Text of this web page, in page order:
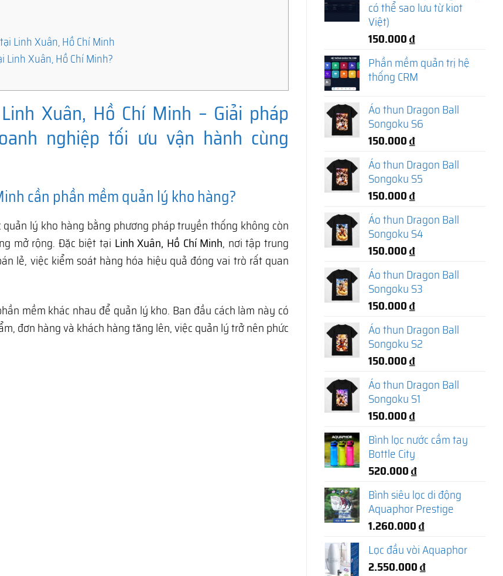
Linh Xuân, Hồ Chí Minh
Xuân, Hồ Chí Minh?
Xuân, Hồ Chí Minh – Giải pháp
nghiệp tối ưu vận hành cùng
cần phần mềm quản lý kho hàng?
lý kho hàng bằng phương pháp truyền thống không còn
mở rộng. Đặc biệt tại Linh Xuân, Hồ Chí Minh, nơi tập trung
lẻ, việc kiểm soát hàng hóa hiệu quả đóng vai trò rất quan
mềm khác nhau để quản lý kho. Ban đầu cách làm này có
đơn hàng và khách hàng tăng lên, việc quản lý trở nên phức
có thể sao lưu từ kiot
Việt)
150.000₫
Phần mềm quản trị hệ
thống CRM
Áo thun Dragon Ball
Songoku S6
150.000₫
Áo thun Dragon Ball
Songoku S5
150.000₫
Áo thun Dragon Ball
Songoku S4
150.000₫
Áo thun Dragon Ball
Songoku S3
150.000₫
Áo thun Dragon Ball
Songoku S2
150.000₫
Áo thun Dragon Ball
Songoku S1
150.000₫
Bình lọc nước cầm tay
Bottle City
520.000₫
Bình siêu lọc di động
Aquaphor Prestige
1.260.000₫
Lọc đầu vòi Aquaphor
2.550.000₫